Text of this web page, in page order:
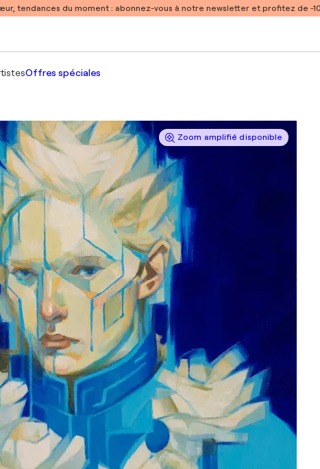
tendances du moment : abonnez-vous à notre newsletter et profitez de -
Offres spéciales
Zoom amplifié disponible